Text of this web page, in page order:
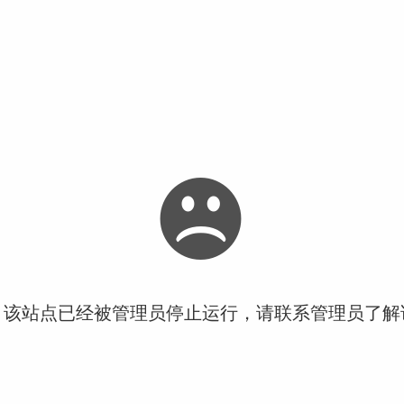
站点已经被管理员停止运行，请联系管理员了